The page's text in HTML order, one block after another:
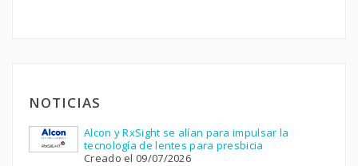
NOTICIAS
Alcon y RxSight se alían para impulsar la
tecnología de lentes para presbicia
Creado el 09/07/2026